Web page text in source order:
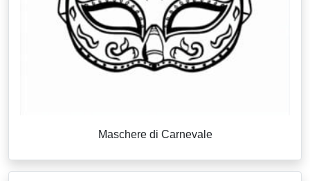
Maschere di Carnevale